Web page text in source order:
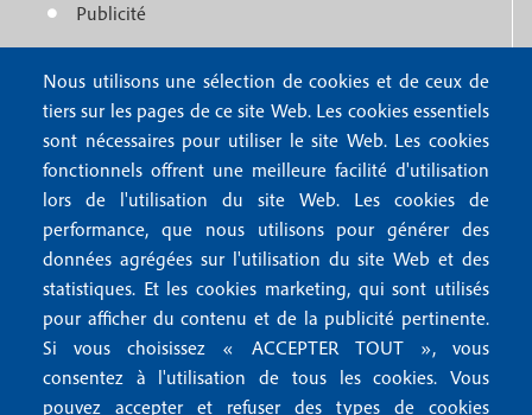
Nous utilisons une sélection de cookies et de ceux de
tiers sur les pages de ce site Web. Les cookies essentiels
sont nécessaires pour utiliser le site Web. Les cookies
fonctionnels offrent une meilleure facilité d'utilisation
lors de l'utilisation du site Web. Les cookies de
performance, que nous utilisons pour générer des
données agrégées sur l'utilisation du site Web et des
statistiques. Et les cookies marketing, qui sont utilisés
pour afficher du contenu et de la publicité pertinente.
Si vous choisissez « ACCEPTER TOUT », vous
consentez à l'utilisation de tous les cookies. Vous
pouvez accepter et refuser des types de cookies
r
o
Publicité
M
FAQ
Mentions légales
Mentions RGPD
Conditions générales de vente
Conditions générales d'utilisation
Gestion des cookies